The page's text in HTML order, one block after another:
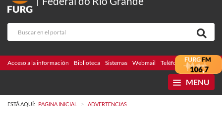
Acceso a la información Biblioteca Sistemas Webmail Teléfonos Licitaciones
MENU
ESTÁ AQUÍ: PAGINA INICIAL > ADVERTENCIAS